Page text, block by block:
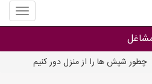
منوی
سایت
چطور شپش ها را از منزل دور کنیم